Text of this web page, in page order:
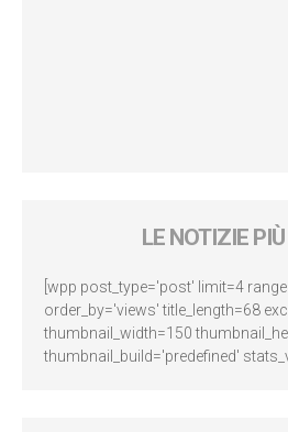
LE NOTIZIE
[wpp post_type='post' limit=4
order_by='views' title_length=68
thumbnail_width=150
thumbnail_build='predefined'